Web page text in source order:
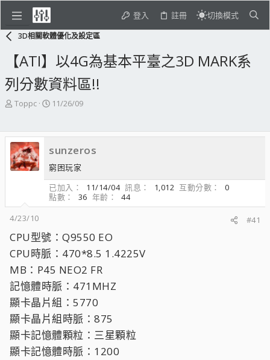
登入 註冊 切換模式
3D相關軟體優化及設定區
【ATI】以4G為基本平臺之3D MARK系
列分數資料區!!
主
起
人
Toppc
開
期
11/26/09
sunzeros
窮困玩家
已加入
11/14/04 訊息 1,012 互動分數
0
點數
36 年齡
44
4/23/10
#41
CPU型號：Q9550 EO
CPU時脈：470*8.5 1.4225V
MB：P45 NEO2 FR
記憶體時脈：471MHZ
顯卡晶片組：5770
顯卡晶片組時脈：875
顯卡記憶體顆粒：三星顆粒
顯卡記憶體時脈：1200